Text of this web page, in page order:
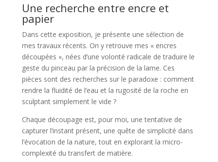
Une recherche entre encre et
papier
Dans cette exposition, je présente une sélection de
mes travaux récents. On y retrouve mes « encres
découpées », nées d’une volonté radicale de traduire le
geste du pinceau par la précision de la lame. Ces
pièces sont des recherches sur le paradoxe : comment
rendre la fluidité de l’eau et la rugosité de la roche en
sculptant simplement le vide ?
Chaque découpage est, pour moi, une tentative de
capturer l’instant présent, une quête de simplicité dans
l’évocation de la nature, tout en explorant la micro-
complexité du transfert de matière.